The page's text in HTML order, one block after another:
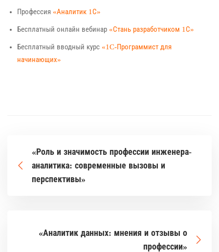
Профессия «Аналитик 1С»
Бесплатный онлайн вебинар «Стань разработчиком 1С»
Бесплатный вводный курс «1C-Программист для
начинающих»
«Роль и значимость профессии инженера-
аналитика: современные вызовы и
перспективы»
«Аналитик данных: мнения и отзывы о
профессии»